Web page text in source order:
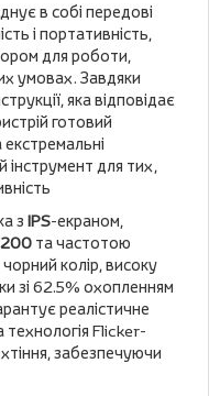
в собі передові
і портативність,
для роботи,
умовах. Завдяки
яка відповідає
готовий
інструмент для тих,
з IPS-екраном,
та частотою
колір, високу
зі 62.5% охопленням
реалістичне
технологія Flicker-
забезпечуючи